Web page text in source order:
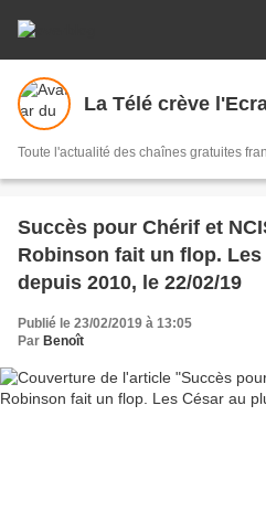
La Télé crève
Toute l'actualité des chaînes gratuites
Succès pour Chérif et
Robinson fait un flop.
depuis 2010, le 22/02/19
Publié le 23/02/2019 à 13:05
Par Benoît